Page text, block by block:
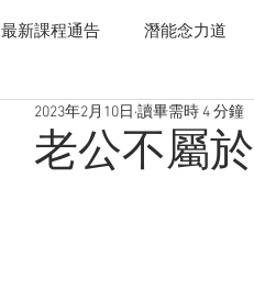
最新課程通告 潛能念力道
毒辣NLP 追女帝皇
老公不屬
2023年2月10日 讀畢需時 4 分鐘